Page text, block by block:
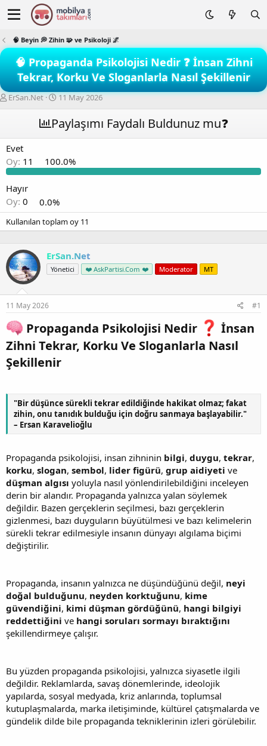
🧠 Beyin 💭 Zihin 🧩 ve Psikoloji 🌌
🧠 Propaganda Psikolojisi Nedir ❓ İnsan Zihni
Tekrar, Korku Ve Sloganlarla Nasıl Şekillenir
K
o
u
y
u
ş
l
a
t
ErSan.Net
B
a
l
a
g
a
r
i
11 May 2026
Paylaşımı Faydalı Buldunuz mu❓
Evet
Oy: 11 100.0%
Hayır
Oy: 0 0.0%
Kullanılan toplam oy 11
ErSan.Net
Yönetici ❤️ AskPartisi.Com ❤️ Moderator MT
11 May 2026 #1
Propaganda Psikolojisi Nedir
İnsan
Zihni Tekrar, Korku Ve Sloganlarla Nasıl
Şekillenir​
"Bir düşünce sürekli tekrar edildiğinde hakikat olmaz; fakat
zihin, onu tanıdık bulduğu için doğru sanmaya başlayabilir."
– Ersan Karavelioğlu
Propaganda psikolojisi, insan zihninin bilgi, duygu, tekrar,
korku, slogan, sembol, lider figürü, grup aidiyeti ve
düşman algısı yoluyla nasıl yönlendirilebildiğini inceleyen
derin bir alandır. Propaganda yalnızca yalan söylemek
değildir. Bazen gerçeklerin seçilmesi, bazı gerçeklerin
gizlenmesi, bazı duyguların büyütülmesi ve bazı kelimelerin
sürekli tekrar edilmesiyle insanın dünyayı algılama biçimi
değiştirilir.
Propaganda, insanın yalnızca ne düşündüğünü değil, neyi
doğal bulduğunu, neyden korktuğunu, kime
güvendiğini, kimi düşman gördüğünü, hangi bilgiyi
reddettiğini ve hangi soruları sormayı bıraktığını
şekillendirmeye çalışır.
Bu yüzden propaganda psikolojisi, yalnızca siyasetle ilgili
değildir. Reklamlarda, savaş dönemlerinde, ideolojik
yapılarda, sosyal medyada, kriz anlarında, toplumsal
kutuplaşmalarda, marka iletişiminde, kültürel çatışmalarda ve
gündelik dilde bile propaganda tekniklerinin izleri görülebilir.